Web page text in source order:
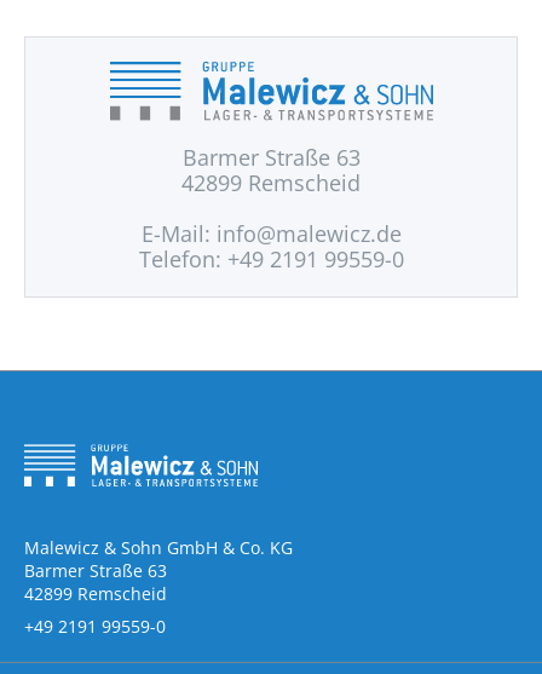
Barmer Straße 63
42899 Remscheid
E-Mail: info@malewicz.de
Telefon: +49 2191 99559-0
Malewicz & Sohn GmbH & Co. KG
Barmer Straße 63
42899 Remscheid
+49 2191 99559-0